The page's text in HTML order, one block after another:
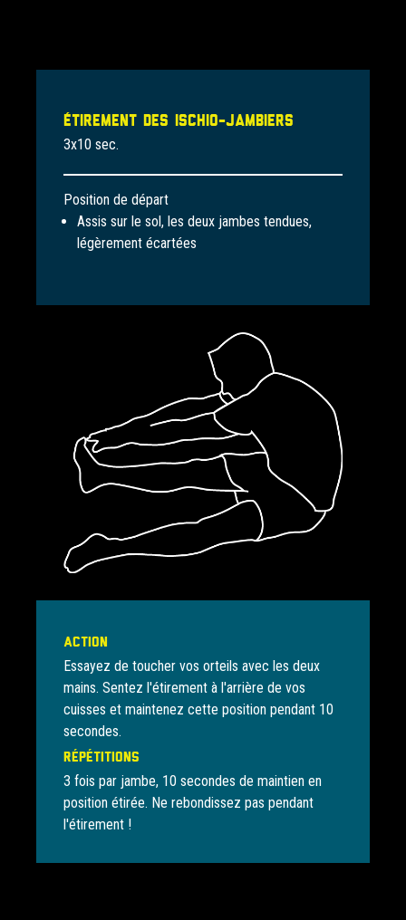
Étirement des ischio-jambiers
3x10 sec.
Position de départ
Assis sur le sol, les deux jambes tendues,
légèrement écartées
Action
Essayez de toucher vos orteils avec les deux
mains. Sentez l'étirement à l'arrière de vos
cuisses et maintenez cette position pendant 10
secondes.
Répétitions
3 fois par jambe, 10 secondes de maintien en
position étirée. Ne rebondissez pas pendant
l'étirement !